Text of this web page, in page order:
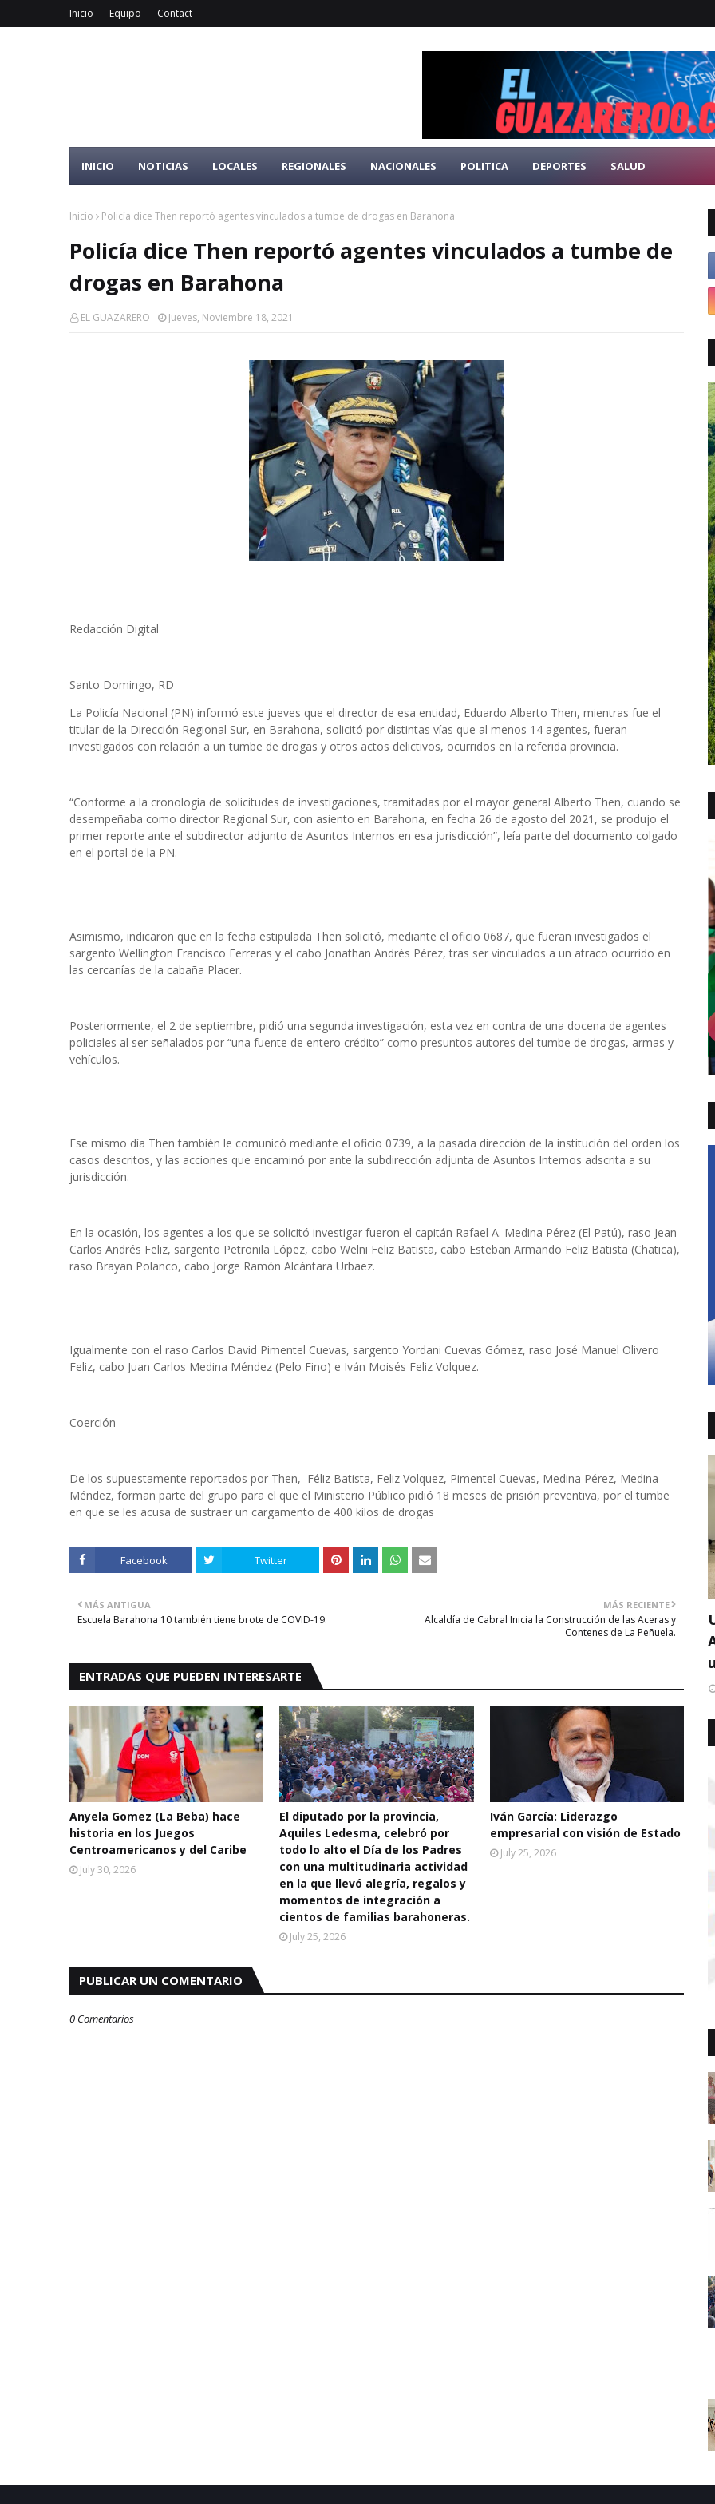
Inicio Equipo Contact
INICIO NOTICIAS LOCALES REGIONALES NACIONALES POLITICA DEPORTES SALUD
Inicio Policía dice Then reportó agentes vinculados a tumbe de drogas en Barahona
Policía dice Then reportó agentes vinculados a tumbe de
drogas en Barahona
EL GUAZARERO Jueves, Noviembre 18, 2021
Redacción Digital
Santo Domingo, RD
La Policía Nacional (PN) informó este jueves que el director de esa entidad, Eduardo Alberto Then, mientras fue el
titular de la Dirección Regional Sur, en Barahona, solicitó por distintas vías que al menos 14 agentes, fueran
investigados con relación a un tumbe de drogas y otros actos delictivos, ocurridos en la referida provincia.
“Conforme a la cronología de solicitudes de investigaciones, tramitadas por el mayor general Alberto Then, cuando se
desempeñaba como director Regional Sur, con asiento en Barahona, en fecha 26 de agosto del 2021, se produjo el
primer reporte ante el subdirector adjunto de Asuntos Internos en esa jurisdicción”, leía parte del documento colgado
en el portal de la PN.
Asimismo, indicaron que en la fecha estipulada Then solicitó, mediante el oficio 0687, que fueran investigados el
sargento Wellington Francisco Ferreras y el cabo Jonathan Andrés Pérez, tras ser vinculados a un atraco ocurrido en
las cercanías de la cabaña Placer.
Posteriormente, el 2 de septiembre, pidió una segunda investigación, esta vez en contra de una docena de agentes
policiales al ser señalados por “una fuente de entero crédito” como presuntos autores del tumbe de drogas, armas y
vehículos.
Ese mismo día Then también le comunicó mediante el oficio 0739, a la pasada dirección de la institución del orden los
casos descritos, y las acciones que encaminó por ante la subdirección adjunta de Asuntos Internos adscrita a su
jurisdicción.
En la ocasión, los agentes a los que se solicitó investigar fueron el capitán Rafael A. Medina Pérez (El Patú), raso Jean
Carlos Andrés Feliz, sargento Petronila López, cabo Welni Feliz Batista, cabo Esteban Armando Feliz Batista (Chatica),
raso Brayan Polanco, cabo Jorge Ramón Alcántara Urbaez.
Igualmente con el raso Carlos David Pimentel Cuevas, sargento Yordani Cuevas Gómez, raso José Manuel Olivero
Feliz, cabo Juan Carlos Medina Méndez (Pelo Fino) e Iván Moisés Feliz Volquez.
Coerción
De los supuestamente reportados por Then, Féliz Batista, Feliz Volquez, Pimentel Cuevas, Medina Pérez, Medina
Méndez, forman parte del grupo para el que el Ministerio Público pidió 18 meses de prisión preventiva, por el tumbe
en que se les acusa de sustraer un cargamento de 400 kilos de drogas
Facebook Twitter
MÁS RECIENTE
Alcaldía de Cabral Inicia la Construcción de las Aceras y
Contenes de La Peñuela.
MÁS ANTIGUA
Escuela Barahona 10 también tiene brote de COVID-19.
ENTRADAS QUE PUEDEN INTERESARTE
Anyela Gomez (La Beba) hace
historia en los Juegos
Centroamericanos y del Caribe
July 30, 2026
El diputado por la provincia,
Aquiles Ledesma, celebró por
todo lo alto el Día de los Padres
con una multitudinaria actividad
en la que llevó alegría, regalos y
momentos de integración a
cientos de familias barahoneras.
July 25, 2026
Iván García: Liderazgo
empresarial con visión de Estado
July 25, 2026
PUBLICAR UN COMENTARIO
0 Comentarios